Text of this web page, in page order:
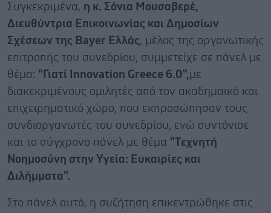
Συγκεκριμένα, η κ. Σόνια Μουσαβερέ,
Διευθύντρια Επικοινωνίας και Δημοσίων
Σχέσεων της Bayer Ελλάς, μέλος της οργανωτικής
επιτροπής του συνεδρίου, συμμετείχε σε πάνελ με
θέμα: "Γιατί Innovation Greece 6.0",με
διακεκριμένους ομιλητές από τον ακαδημαϊκό και
επιχειρηματικό χώρο, που εκπροσώπησαν τους
συνδιοργανωτές του συνεδρίου, ενώ συντόνισε
και το σύγχρονο πάνελ με θέμα "Τεχνητή
Νοημοσύνη στην Υγεία: Ευκαιρίες και
Διλήμματα".
Στο πάνελ αυτό, η συζήτηση επικεντρώθηκε στις